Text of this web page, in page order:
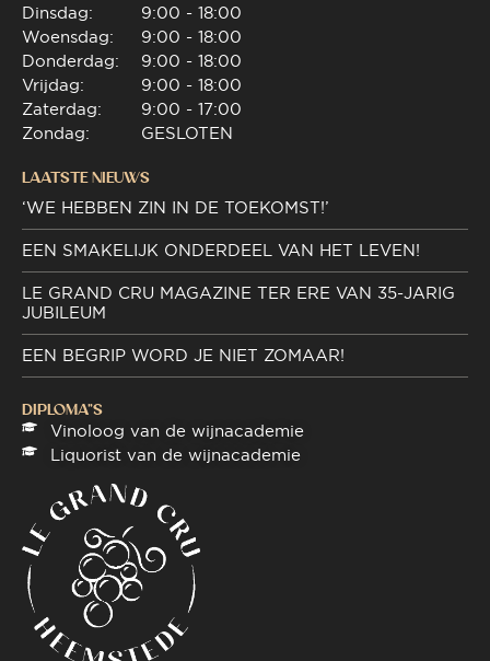
Dinsdag:
Woensdag:
Donderdag:
Vrijdag:
Zaterdag:
Zondag:
9:00 - 18:00
9:00 - 18:00
9:00 - 18:00
9:00 - 18:00
9:00 - 17:00
GESLOTEN
LAATSTE NIEUWS
‘WE HEBBEN ZIN IN DE TOEKOMST!’
EEN SMAKELIJK ONDERDEEL VAN HET LEVEN!
LE GRAND CRU MAGAZINE TER ERE VAN 35-JARIG
JUBILEUM
EEN BEGRIP WORD JE NIET ZOMAAR!
DIPLOMA"S
Vinoloog van de wijnacademie
Liquorist van de wijnacademie